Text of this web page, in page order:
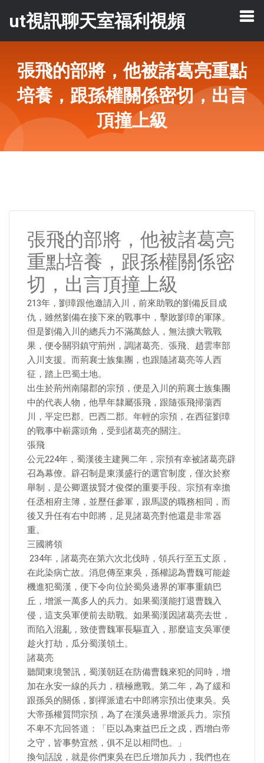
ut視訊聊天室福利視頻
張飛的部將，他被諸葛亮重點
培養，跟孫權關係密切，出言
頂撞上級
張飛的部將，他被諸葛亮
重點培養，跟孫權關係密
切，出言頂撞上級
213年，劉璋跟他邀請入川，前來助戰的劉備反目成
仇，雖然劉備在接下來的戰事中，擊敗劉璋的軍隊。
但是劉備入川的總兵力不滿萬餘人，無法擴大戰戰
果，便令關羽鎮守荊州，調諸葛亮、張飛、趙雲率部
入川支援。而荊襄士族集團，也跟隨諸葛亮等人西
征，踏上巴蜀土地。
出生於荊州南陽郡的宗預，便是入川的荊襄士族集團
中的代表人物，他早年隸屬張飛，跟隨張飛掃蕩西
川，平定巴郡、巴西二郡。年輕的宗預，在西征劉璋
的戰事中嶄露頭角，受到諸葛亮的關注。
張飛
公元224年，蜀漢後主建興二年，宗預有幸被諸葛亮辟
召為幕僚。辟召制是東漢盛行的選官制度，僅次於察
舉制，是公卿選拔賢才俊傑的重要手段。宗預有幸擔
任丞相府主簿，並歷任參軍，跟馬謖的職務相同，而
後又升任有右中郎將，足見諸葛亮對他還是非常器
重。
三國將領
​ 234年，諸葛亮在第六次北伐時，領兵行至五丈原，
在此染病亡故。消息傳至東吳，孫權認為曹魏可能趁
機進犯蜀漢，便下令向位於蜀吳邊界的軍事重鎮巴
丘，增派一萬多人的兵力。如果蜀漢能打退曹魏入
侵，這支吳軍便前去助戰。如果蜀漢因諸葛亮去世，
而陷入混亂，致使曹魏軍長驅直入，那麼這支吳軍便
趁火打劫，瓜分蜀漢領土。
諸葛亮
聽聞東境警訊，蜀漢朝廷在防備曹魏來犯的同時，增
加在永安一線的兵力，積極應戰。第二年，為了緩和
跟孫吳的關係，劉禪派遣右中郎將宗預出使東吳。吳
大帝孫權質問宗預，為了在漢吳邊界增派兵力。宗預
不卑不亢回答道：「臣以為東益巴丘之戍，西增白帝
之守，皆事勢宜然，俱不足以相問也。」
換句話說，就是你們東吳在巴丘增加兵力，我們也在